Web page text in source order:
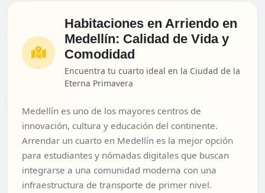
Habitaciones en Arriendo en
Medellín: Calidad de Vida y
Comodidad
Encuentra tu cuarto ideal en la Ciudad de la
Eterna Primavera
Medellín es uno de los mayores centros de
innovación, cultura y educación del continente.
Arrendar un cuarto en Medellín es la mejor opción
para estudiantes y nómadas digitales que buscan
integrarse a una comunidad moderna con una
infraestructura de transporte de primer nivel.